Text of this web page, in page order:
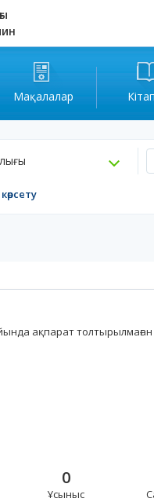
Мақалалар
ақпарат толтырылмаған
0
Ұсыныс